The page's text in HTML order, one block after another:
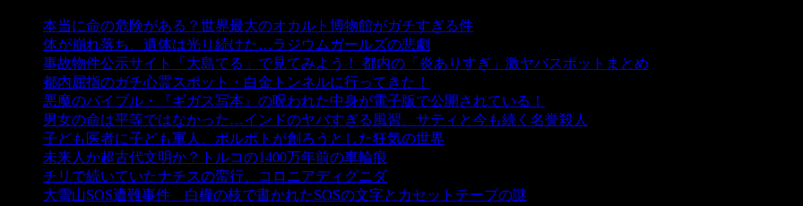
本当に命の危険がある？世界最大のオカルト博物館がガチすぎる件
体が崩れ落ち、遺体は光り続けた…ラジウムガールズの悲劇
事故物件公示サイト「大島てる」で見てみよう！ 都内の「炎ありすぎ」激ヤバスポットまとめ
都内屈指のガチ心霊スポット・白金トンネルに行ってきた！
悪魔のバイブル・『ギガス写本』の呪われた中身が電子版で公開されている！
男女の命は平等ではなかった…インドのヤバすぎる風習、サティと今も続く名誉殺人
子ども医者に子ども軍人、ポルポトが創ろうとした狂気の世界
未来人か超古代文明か？トルコの1400万年前の車輪痕
チリで続いていたナチスの蛮行、コロニアディグニダ- 2,899 ビュー
大雪山SOS遭難事件 白樺の枝で書かれたSOSの文字とカセットテープの謎